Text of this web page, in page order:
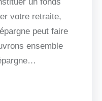
votre retraite,
peut faire
ensemble